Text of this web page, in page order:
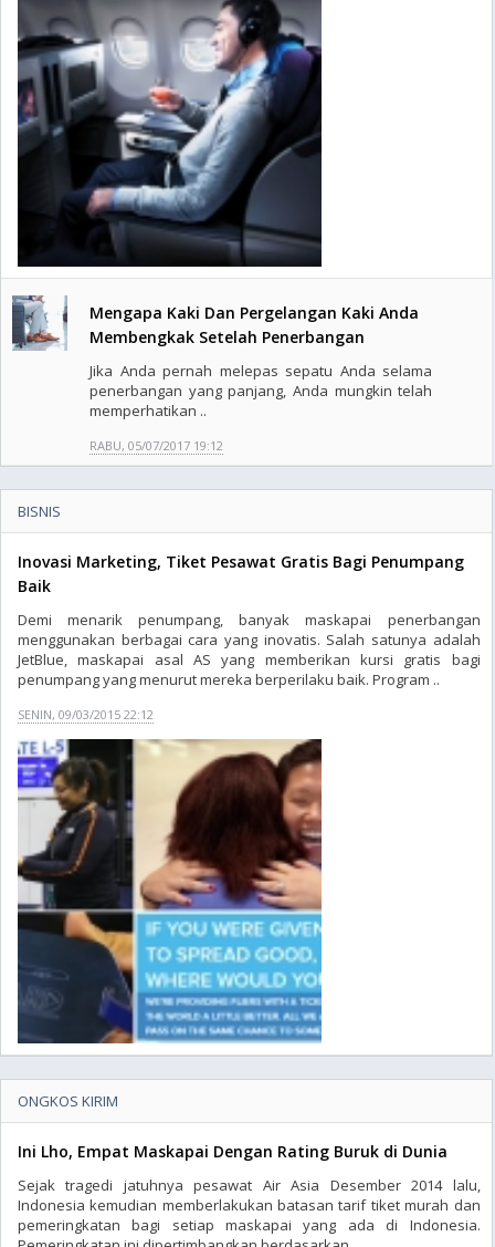
Mengapa Kaki Dan Pergelangan Kaki Anda
Membengkak Setelah Penerbangan
Jika Anda pernah melepas sepatu Anda selama
penerbangan yang panjang, Anda mungkin telah
memperhatikan ..
RABU, 05/07/2017 19:12
BISNIS
Inovasi Marketing, Tiket Pesawat Gratis Bagi Penumpang
Baik
Demi menarik penumpang, banyak maskapai penerbangan
menggunakan berbagai cara yang inovatis. Salah satunya adalah
JetBlue, maskapai asal AS yang memberikan kursi gratis bagi
penumpang yang menurut mereka berperilaku baik. Program ..
SENIN, 09/03/2015 22:12
ONGKOS KIRIM
Ini Lho, Empat Maskapai Dengan Rating Buruk di Dunia
Sejak tragedi jatuhnya pesawat Air Asia Desember 2014 lalu,
Indonesia kemudian memberlakukan batasan tarif tiket murah dan
pemeringkatan bagi setiap maskapai yang ada di Indonesia.